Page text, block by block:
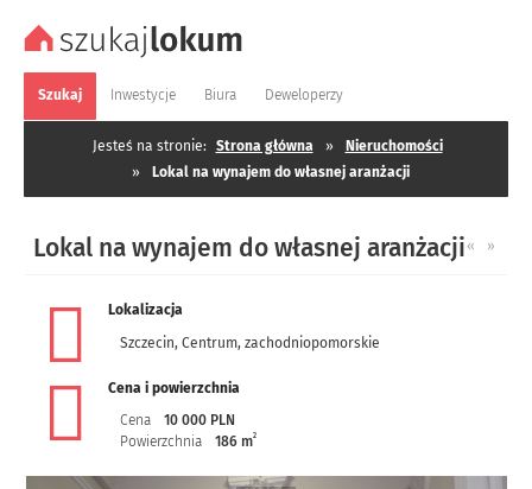
Szukaj Inwestycje Biura Deweloperzy
Jesteś na stronie: Strona główna »
Nieruchomości
»
Lokal na wynajem do własnej aranżacji
« »
Lokal na wynajem do własnej aranżacji
Lokalizacja
Szczecin, Centrum, zachodniopomorskie
Cena i powierzchnia
Cena
10 000 PLN
Powierzchnia
186 m2